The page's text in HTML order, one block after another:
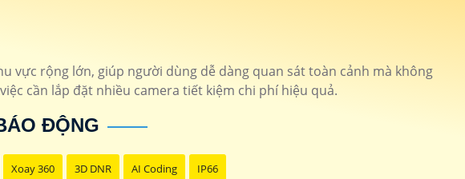
vực rộng lớn, giúp người dùng dễ dàng quan sát toàn cảnh mà không
cần lắp đặt nhiều camera tiết kiệm chi phí hiệu quả.
ĐỘNG
Xoay 360 3D DNR AI Coding IP66